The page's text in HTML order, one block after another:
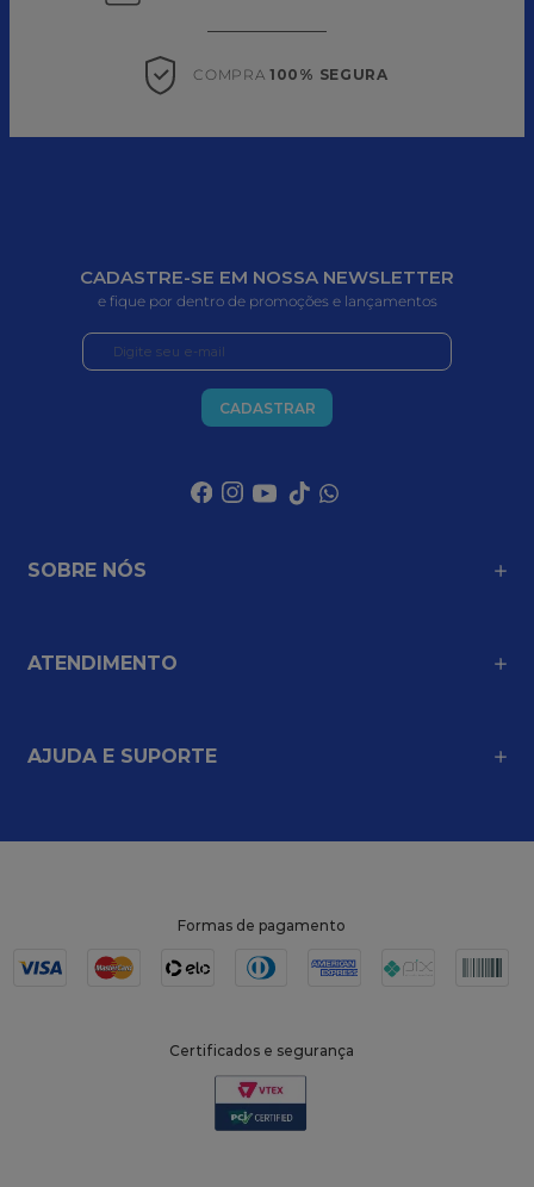
COMPRA 100% SEGURA
CADASTRE-SE EM NOSSA NEWSLETTER
e fique por dentro de promoções e lançamentos
CADASTRAR
SOBRE NÓS
ATENDIMENTO
AJUDA E SUPORTE
Formas de pagamento
Certificados e segurança